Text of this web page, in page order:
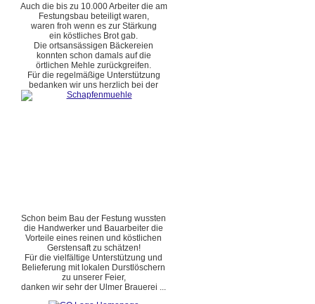
Auch die bis zu 10.000 Arbeiter die am
Festungsbau beteiligt waren,
waren froh wenn es zur Stärkung
ein köstliches Brot gab.
Die ortsansässigen Bäckereien
konnten schon damals auf die
örtlichen Mehle zurückgreifen.
Für die regelmäßige Unterstützung
bedanken wir uns herzlich bei der
Schon beim Bau der Festung wussten
die Handwerker und Bauarbeiter die
Vorteile eines reinen und köstlichen
Gerstensaft zu schätzen!
Für die vielfältige Unterstützung und
Belieferung mit lokalen Durstlöschern
zu unserer Feier,
danken wir sehr der Ulmer Brauerei ...